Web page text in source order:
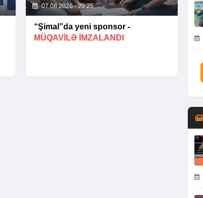
07.08.2026 - 20:25
“Şimal”da yeni sponsor -
MÜQAVİLƏ İMZALANDI